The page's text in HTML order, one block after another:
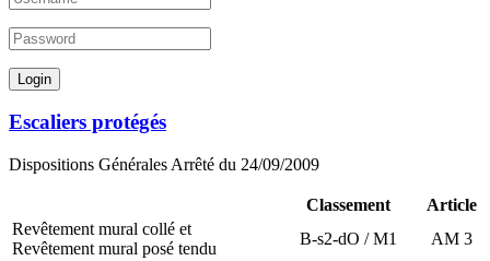
Escaliers protégés
Dispositions Générales Arrêté du 24/09/2009
Classement
Article
Revêtement mural collé et
Revêtement mural posé tendu
B-s2-dO / M1
AM 3